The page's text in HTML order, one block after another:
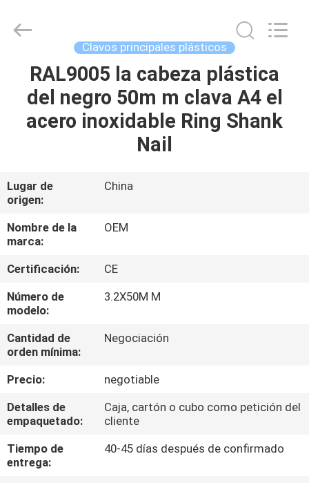
HOGAR
PRODUCTOS
NOSOTROS
VIAJE
DE
LA
FÁBRICA
CONTROL
CALIDAD
ÉNTRENOS
EN
Business
License.
Clavos principales plásticos
RAL9005 la cabeza plástica
del negro 50m m clava A4 el
acero inoxidable Ring Shank
Nail
Lugar de
origen:
China
Nombre de la
marca:
OEM
Certificación:
CE
Número de
modelo:
3.2X50M M
Cantidad de
orden mínima:
Negociación
Precio:
negotiable
Detalles de
empaquetado:
Caja, cartón o cubo como petición del
cliente
Tiempo de
entrega:
40-45 días después de confirmado